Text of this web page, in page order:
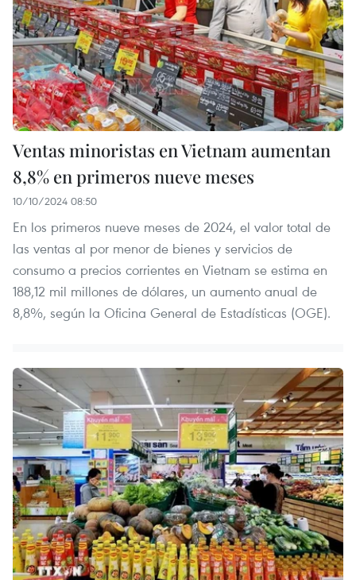
Ventas minoristas en Vietnam aumentan
8,8% en primeros nueve meses
10/10/2024 08:50
En los primeros nueve meses de 2024, el valor total de
las ventas al por menor de bienes y servicios de
consumo a precios corrientes en Vietnam se estima en
188,12 mil millones de dólares, un aumento anual de
8,8%, según la Oficina General de Estadísticas (OGE).